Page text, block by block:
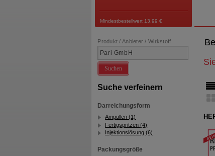
Mindestbestellwert 13,99 €
Produkt / Anbieter / Wirkstoff
Suchen
Suche verfeinern
Darreichungsform
Ampullen (1)
Fertigspritzen (4)
Injektionslösung (6)
Packungsgröße